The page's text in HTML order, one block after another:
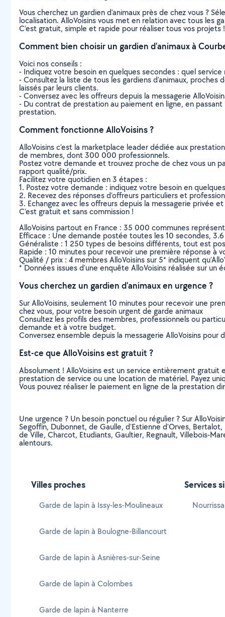
Vous cherchez un gardien d'animaux près de chez vous ?
localisation. AlloVoisins vous met en relation avec tous les
C’est gratuit, simple et rapide pour réaliser tous vos projets !
Comment bien choisir un gardien d'animaux à
Voici nos conseils :
- Indiquez votre besoin en quelques secondes : quel
- Consultez la liste de tous les gardiens d'animaux,
laissés par leurs clients.
- Conversez avec les offreurs depuis la messagerie
- Du contrat de prestation au paiement en ligne, en
prestation.
Comment fonctionne AlloVoisins ?
AlloVoisins c’est la marketplace leader dédiée aux
de membres, dont 300 000 professionnels.
Postez votre demande et trouvez proche de chez vous un
rapport qualité/prix.
Facilitez votre quotidien en 3 étapes :
1. Postez votre demande : indiquez votre besoin en
2. Recevez des réponses d’offreurs particuliers et
3. Echangez avec les offreurs depuis la messagerie privée
C’est gratuit et sans commission !
AlloVoisins partout en France : 35 000 communes
Efficace : Une demande postée toutes les 10 secondes,
Généraliste : 1 250 types de besoins différents, tout est
Rapide : 10 minutes pour recevoir une première réponse à
Qualité / prix : 4 membres AlloVoisins sur 5* indiquent
* Données issues d’une enquête AlloVoisins réalisée sur
Vous cherchez un gardien d'animaux en urgence ?
Sur AlloVoisins, seulement 10 minutes pour recevoir une
chez vous, pour votre besoin urgent de garde animaux
Consultez les profils des membres, professionnels ou
demande et à votre budget.
Conversez ensemble depuis la messagerie AlloVoisins
Est-ce que AlloVoisins est gratuit ?
Absolument ! AlloVoisins est un service entièrement gratuit
prestation de service ou une location de matériel. Payez
Vous pouvez réaliser le paiement en ligne de la prestation
Une urgence ? Un besoin ponctuel ou régulier ? Sur
Segoffin, Dubonnet, de Gaulle, d'Estienne d'Orves,
de Ville, Charcot, Etudiants, Gaultier, Regnault, Villebois-
alentours.
Villes proches
Garde de lapin à Issy-les-Moulineaux
Garde de lapin à Boulogne-Billancourt
Garde de lapin à Asnières-sur-Seine
Garde de lapin à Colombes
Garde de lapin à Nanterre
Services